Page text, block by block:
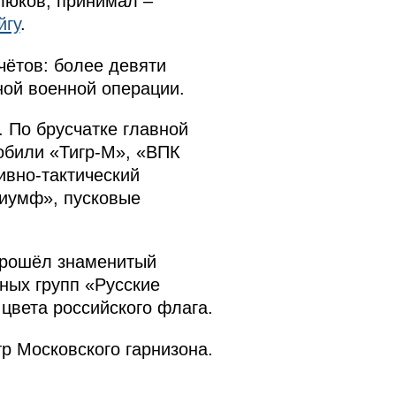
.
более девяти
военной операции.
брусчатке главной
«Тигр-М», «ВПК
тактический
пусковые
знаменитый
групп «Русские
российского флага.
гарнизона.